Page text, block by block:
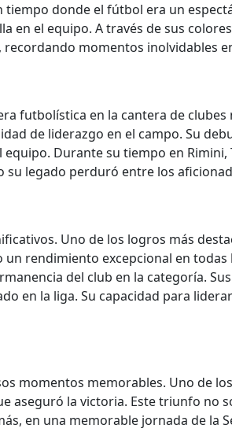
donde el fútbol era un
el equipo. A través de sus
momentos inolvidables
futbolística en la cantera de
de liderazgo en el campo. Su
Durante su tiempo en Rimini,
legado perduró entre los
Uno de los logros más
rendimiento excepcional en
del club en la categoría.
en la liga. Su capacidad para
momentos memorables. Uno de
aseguró la victoria. Este triunfo no
en una memorable jornada de la